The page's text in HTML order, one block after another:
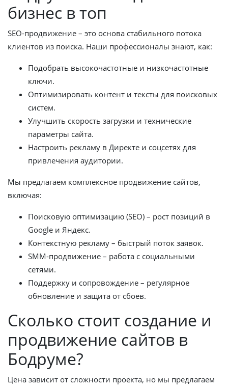
бизнес в топ
SEO-продвижение – это основа стабильного потока
клиентов из поиска. Наши профессионалы знают, как:
Подобрать высокочастотные и низкочастотные
ключи.
Оптимизировать контент и тексты для поисковых
систем.
Улучшить скорость загрузки и технические
параметры сайта.
Настроить рекламу в Директе и соцсетях для
привлечения аудитории.
Мы предлагаем комплексное продвижение сайтов,
включая:
Поисковую оптимизацию (SEO) – рост позиций в
Google и Яндекс.
Контекстную рекламу – быстрый поток заявок.
SMM-продвижение – работа с социальными
сетями.
Поддержку и сопровождение – регулярное
обновление и защита от сбоев.
Сколько стоит создание и
продвижение сайтов в
Бодруме?
Цена зависит от сложности проекта, но мы предлагаем